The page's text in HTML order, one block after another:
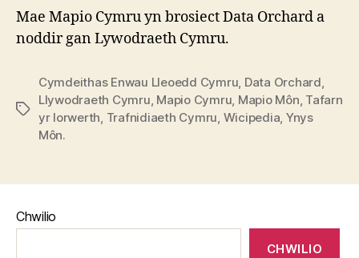
Mae Mapio Cymru yn brosiect Data Orchard a
noddir gan Lywodraeth Cymru.
Tagiau
Cymdeithas Enwau Lleoedd Cymru, Data Orchard,
Llywodraeth Cymru, Mapio Cymru, Mapio Môn, Tafarn
yr Iorwerth, Trafnidiaeth Cymru, Wicipedia, Ynys
Môn.
Chwilio
CHWILIO